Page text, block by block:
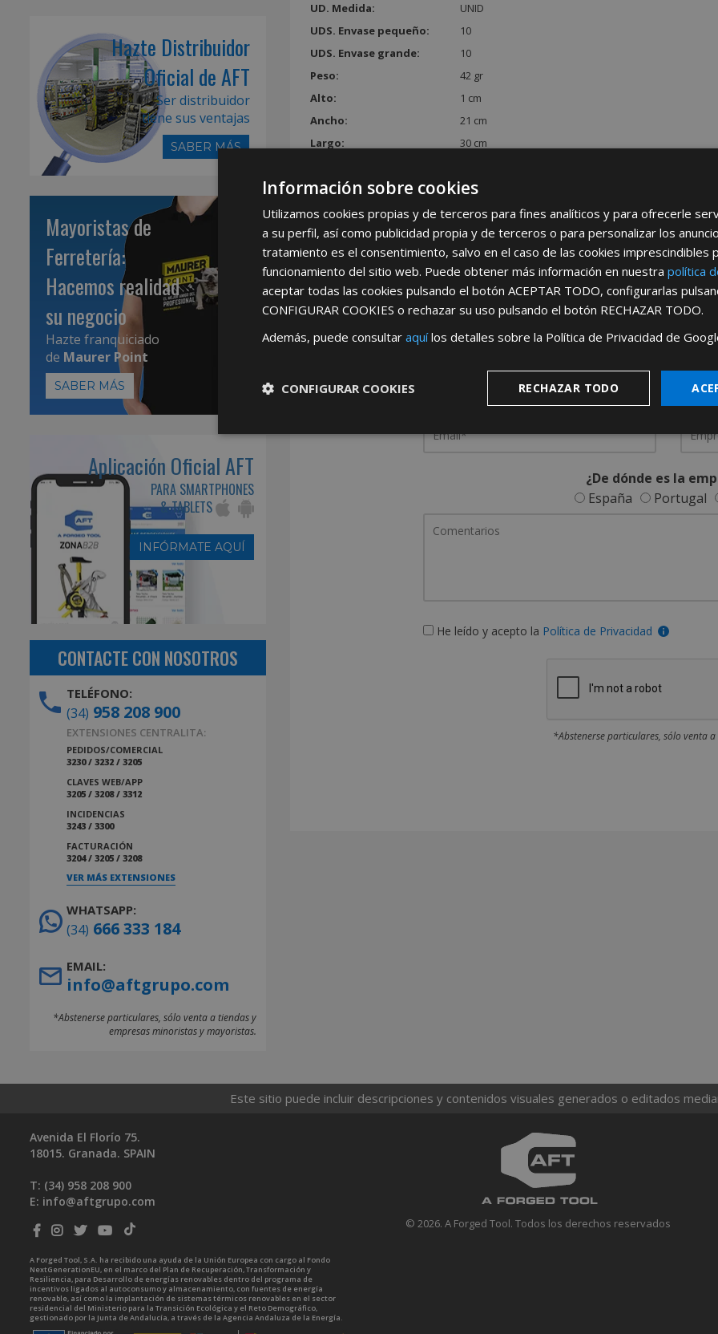
UD. Medida:
UNID
UDS. Envase pequeño:
10
UDS. Envase grande:
10
Peso:
42 gr
Alto:
1 cm
Ancho:
21 cm
Largo:
30 cm
REGÍSTRATE PARA HACERTE
Desdeaquípodrá ver todas las
Rellene este formulario y nos pondremos en contacto
¿De dónde es la
España
Portugal
He leído y acepto la Política de Privacidad
*Abstenerse particulares, sólo venta
Hazte Distribuidor
Oficial de AFT
Ser distribuidor
tiene sus ventajas
SABER MÁS
Mayoristas de
Ferretería:
Hacemos realidad
su negocio
Hazte franquiciado
de Maurer Point
SABER MÁS
Aplicación Oficial AFT
PARA SMARTPHONES
& TABLETS
INFÓRMATE AQUÍ
CONTACTE CON NOSOTROS
TELÉFONO:
(34) 958 208 900
EXTENSIONES CENTRALITA:
PEDIDOS/COMERCIAL
3230 / 3232 / 3205
CLAVES WEB/APP
3205 / 3208 / 3312
INCIDENCIAS
3243 / 3300
FACTURACIÓN
3204 / 3205 / 3208
VER MÁS EXTENSIONES
WHATSAPP:
(34) 666 333 184
EMAIL:
info@aftgrupo.com
*Abstenerse particulares, sólo venta a tiendas y
empresas minoristas y mayoristas.
Este sitio puede incluir descripciones y contenidos visuales generados o editados
© 2026. A Forged Tool. Todos los derechos reservados
Avenida El Florío 75.
18015. Granada. SPAIN
T: (34) 958 208 900
E: info@aftgrupo.com
A Forged Tool, S.A. ha recibido una ayuda de la Unión Europea con cargo al Fondo
NextGenerationEU, en el marco del Plan de Recuperación, Transformación y
Resiliencia, para Desarrollo de energías renovables dentro del programa de
incentivos ligados al autoconsumo y almacenamiento, con fuentes de energía
renovable, así como la implantación de sistemas térmicos renovables en el sector
residencial del Ministerio para la Transición Ecológica y el Reto Demográfico,
gestionado por la Junta de Andalucía, a través de la Agencia Andaluza de la Energía.
Información sobre cookies
Utilizamos cookies propias y de terceros para fines analíticos y para ofrecerle
a su perfil, así como publicidad propia y de terceros o para personalizar los
tratamiento es el consentimiento, salvo en el caso de las cookies imprescindibles
funcionamiento del sitio web. Puede obtener más información en nuestra política
aceptar todas las cookies pulsando el botón ACEPTAR TODO, configurarlas
CONFIGURAR COOKIES o rechazar su uso pulsando el botón RECHAZAR TODO.
Además, puede consultar aquílos detalles sobre la Política de Privacidad de
RECHAZAR TODO
CONFIGURAR COOKIES